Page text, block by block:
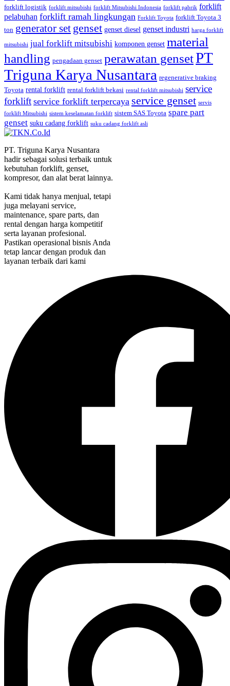
forklift logistik forklift mitsubishi forklift Mitsubishi Indonesia forklift pabrik forklift
pelabuhan forklift ramah lingkungan Forklift Toyota forklift Toyota 3
ton generator set genset genset diesel genset industri harga forklift
mitsubishi jual forklift mitsubishi komponen genset material
handling pengadaan genset perawatan gensetPT
Triguna Karya Nusantara regenerative braking
Toyota rental forklift rental forklift bekasi rental forklift mitsubishi service
forklift service forklift terpercaya service genset servis
forklift Mitsubishi sistem keselamatan forklift sistem SAS Toyota spare part
genset suku cadang forklift suku cadang forklift asli
PT. Triguna Karya Nusantara
hadir sebagai solusi terbaik untuk
kebutuhan forklift, genset,
kompresor, dan alat berat lainnya.
Kami tidak hanya menjual, tetapi
juga melayani service,
maintenance, spare parts, dan
rental dengan harga kompetitif
serta layanan profesional.
Pastikan operasional bisnis Anda
tetap lancar dengan produk dan
layanan terbaik dari kami